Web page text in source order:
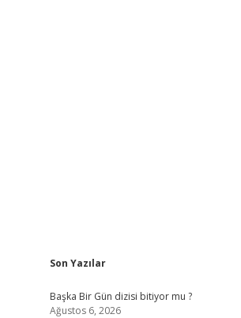
Sidebar
Son Yazılar
Başka Bir Gün dizisi bitiyor mu ?
Ağustos 6, 2026